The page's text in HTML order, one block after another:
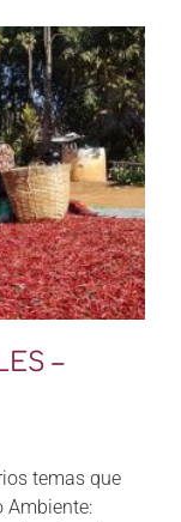
–
temas que
Ambiente: